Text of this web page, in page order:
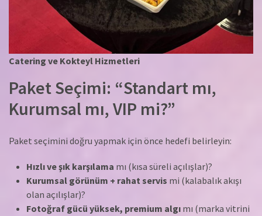
Catering ve Kokteyl Hizmetleri
Paket Seçimi: “Standart mı,
Kurumsal mı, VIP mi?”
Paket seçimini doğru yapmak için önce hedefi belirleyin:
Hızlı ve şık karşılama mı (kısa süreli açılışlar)?
Kurumsal görünüm + rahat servis mi (kalabalık akışı
olan açılışlar)?
Fotoğraf gücü yüksek, premium algı mı (marka vitrini